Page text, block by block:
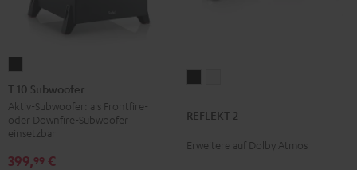
10
Subwoofer
Schwarz
T 10 Subwoofer
Aktiv-Subwoofer: als Frontfire-
oder Downfire-Subwoofer
einsetzbar
399,99 €
Schwarz
Weiß
REFLEKT 2
Erweitere auf Dolby Atmos